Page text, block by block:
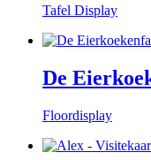
Tafel Display
De
Floordisplay